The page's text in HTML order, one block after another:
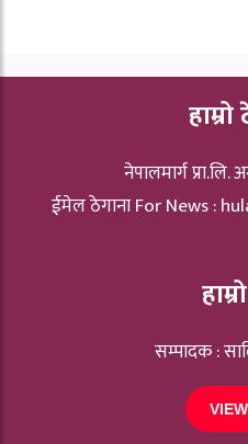
नेपालमार्ग
ईमेल ठेगाना For News :
सम्पादक :